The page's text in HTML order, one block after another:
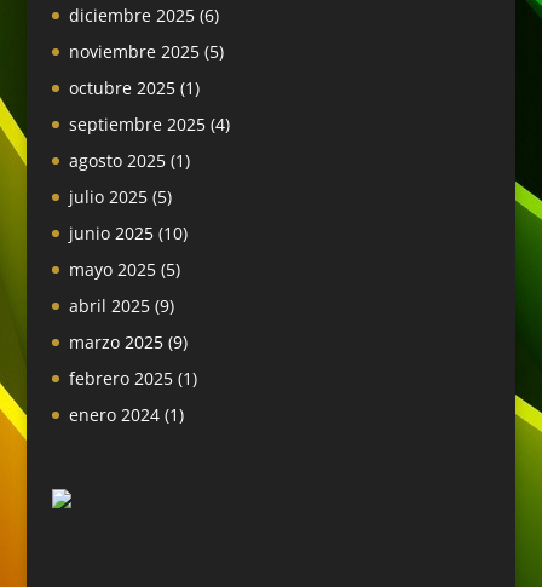
diciembre 2025(6)
noviembre 2025(5)
octubre 2025(1)
septiembre 2025(4)
agosto 2025(1)
julio 2025(5)
junio 2025(10)
mayo 2025(5)
abril 2025(9)
marzo 2025(9)
febrero 2025(1)
enero 2024(1)